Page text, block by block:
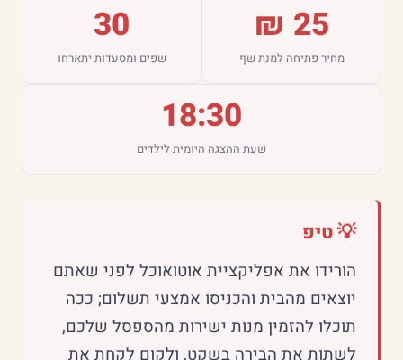
25 ₪
מחיר פתיחה למנת שף
30
שפים ומסעדות יתארחו
18:30
שעת ההצגה היומית לילדים
💡 טיפ
הורידו את אפליקציית אוטואוכל לפני שאתם
יוצאים מהבית והכניסו אמצעי תשלום; ככה
תוכלו להזמין מנות ישירות מהספסל שלכם,
לשתות את הבירה בשקט, ולקום לקחת את